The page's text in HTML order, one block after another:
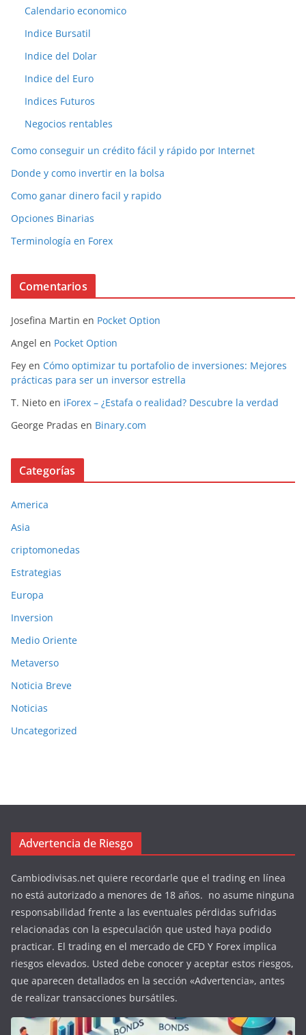
Calendario economico
Indice Bursatil
Indice del Dolar
Indice del Euro
Indices Futuros
Negocios rentables
Como conseguir un crédito fácil y rápido por Internet
Donde y como invertir en la bolsa
Como ganar dinero facil y rapido
Opciones Binarias
Terminología en Forex
Comentarios
Josefina Martin en Pocket Option
Angel en Pocket Option
Fey en Cómo optimizar tu portafolio de inversiones: Mejores
prácticas para ser un inversor estrella
T. Nieto en iForex – ¿Estafa o realidad? Descubre la verdad
George Pradas en Binary.com
Categorías
America
Asia
criptomonedas
Estrategias
Europa
Inversion
Medio Oriente
Metaverso
Noticia Breve
Noticias
Uncategorized
Advertencia de Riesgo
Cambiodivisas.net quiere recordarle que el trading en línea
no está autorizado a menores de 18 años. no asume ninguna
responsabilidad frente a las eventuales pérdidas sufridas
relacionadas con la especulación que usted haya podido
practicar. El trading en el mercado de CFD Y Forex implica
riesgos elevados. Usted debe conocer y aceptar estos riesgos,
que aparecen detallados en la sección «Advertencia», antes
de realizar transacciones bursátiles.